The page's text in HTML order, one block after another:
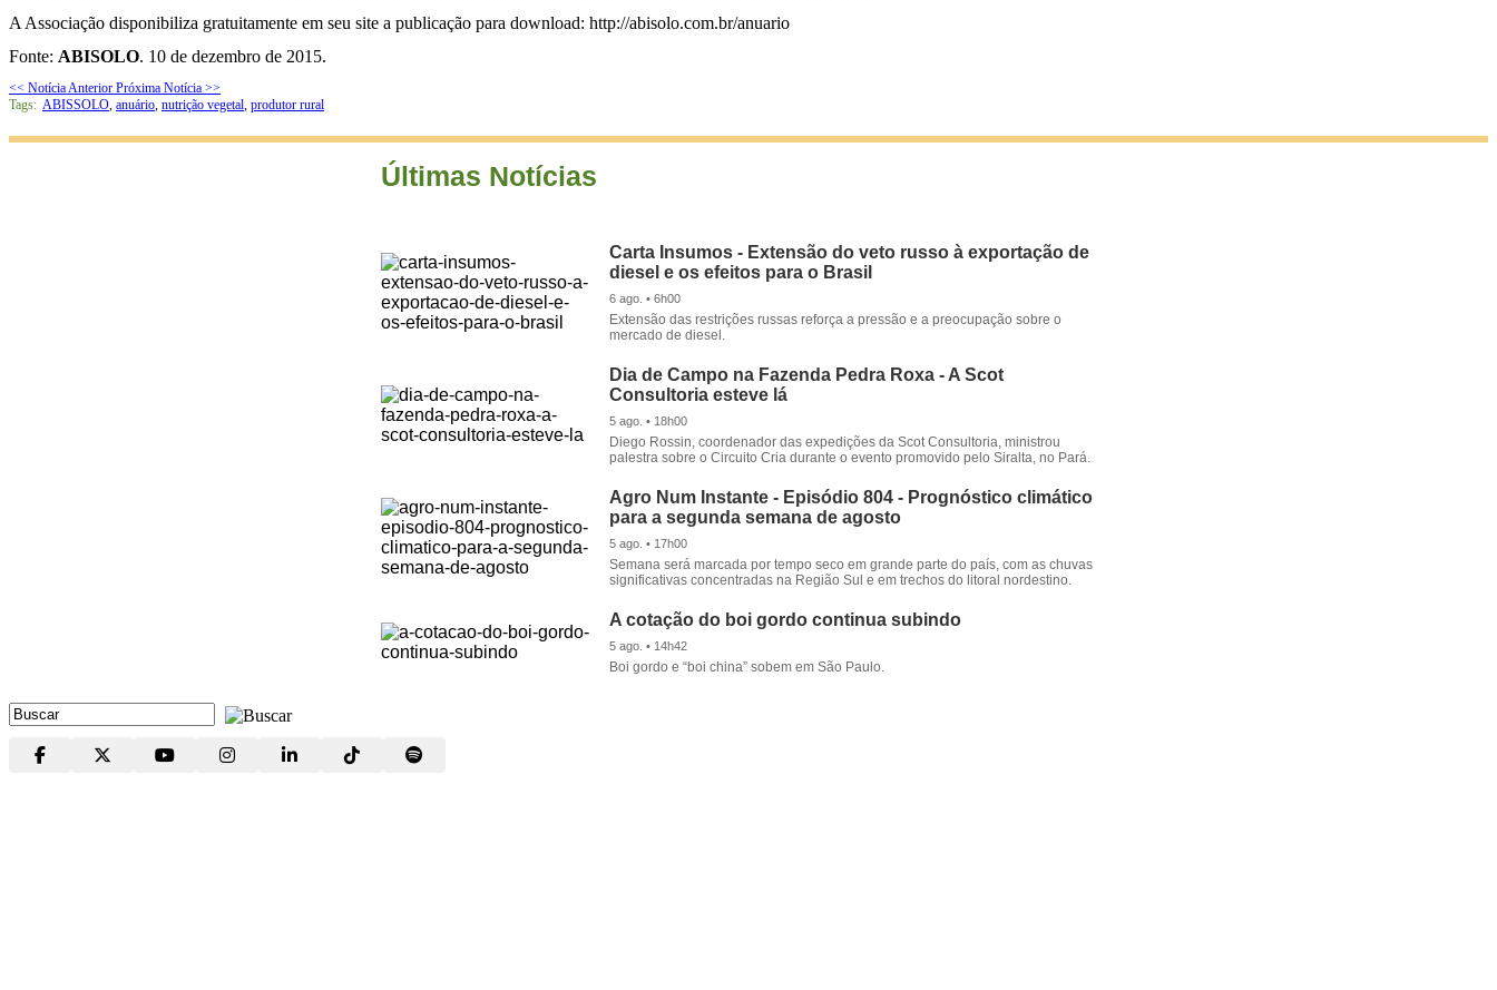
A Associação disponibiliza gratuitamente em seu site a publicação para download: http://abisolo.com.br/anuario
Fonte: ABISOLO. 10 de dezembro de 2015.
<< Notícia Anterior Próxima Notícia >>
Tags: ABISSOLO, anuário, nutrição vegetal, produtor rural
Últimas Notícias
Carta Insumos - Extensão do veto russo à exportação de
diesel e os efeitos para o Brasil
6 ago. • 6h00
Extensão das restrições russas reforça a pressão e a preocupação sobre o
mercado de diesel.
Dia de Campo na Fazenda Pedra Roxa - A Scot
Consultoria esteve lá
5 ago. • 18h00
Diego Rossin, coordenador das expedições da Scot Consultoria, ministrou
palestra sobre o Circuito Cria durante o evento promovido pelo Siralta, no Pará.
Agro Num Instante - Episódio 804 - Prognóstico climático
para a segunda semana de agosto
5 ago. • 17h00
Semana será marcada por tempo seco em grande parte do país, com as chuvas
significativas concentradas na Região Sul e em trechos do litoral nordestino.
A cotação do boi gordo continua subindo
5 ago. • 14h42
Boi gordo e “boi china” sobem em São Paulo.